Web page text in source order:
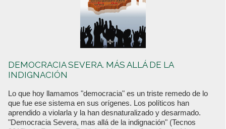
DEMOCRACIA SEVERA. MÁS ALLÁ DE LA
INDIGNACIÓN
Lo que hoy llamamos "democracia" es un triste remedo de lo
que fue ese sistema en sus orígenes. Los políticos han
aprendido a violarla y la han desnaturalizado y desarmado.
"Democracia Severa, mas allá de la indignación" (Tecnos